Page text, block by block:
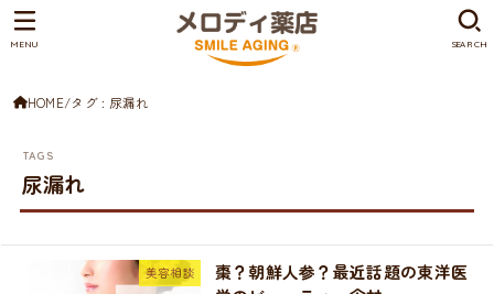
SEARCH
MENU
HOME タグ : 尿漏れ
尿漏れ
美容相談
棗？朝鮮人参？最近話題の東洋医